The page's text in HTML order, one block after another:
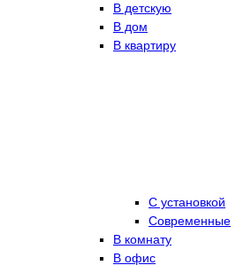
В детскую
В дом
В квартиру
С установкой
Современные
В комнату
В офис